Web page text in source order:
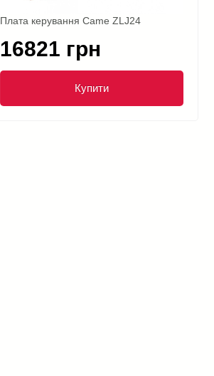
Плата керування Came ZLJ24
16821 грн
Купити